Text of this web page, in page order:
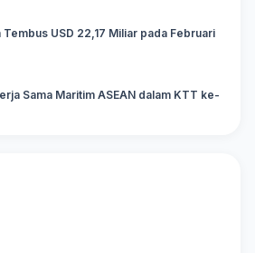
USD 22,17 Miliar pada Februari
Sama Maritim ASEAN dalam KTT ke-